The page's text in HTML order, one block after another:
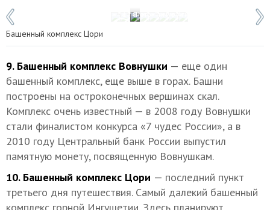
Фото: Тимур Агиров
1 / 8
Башенный комплекс Цори
9. Башенный комплекс Вовнушки — еще один
башенный комплекс, еще выше в горах. Башни
построены на остроконечных вершинах скал.
Комплекс очень известный — в 2008 году Вовнушки
стали финалистом конкурса «7 чудес России», а в
2010 году Центральный банк России выпустил
памятную монету, посвященную Вовнушкам.
10. Башенный комплекс Цори — последний пункт
третьего дня путешествия. Самый далекий башенный
комплекс горной Ингушетии. Здесь планируют